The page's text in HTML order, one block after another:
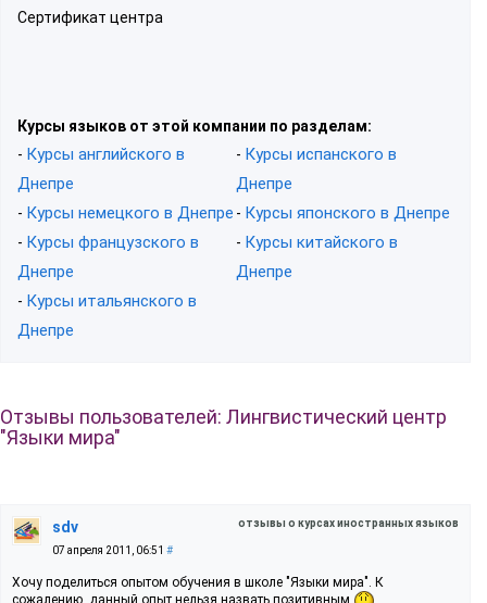
Сертификат центра
Курсы языков от этой компании по разделам:
- Курсы английского в
Днепре
- Курсы немецкого в Днепре
- Курсы французского в
Днепре
- Курсы итальянского в
Днепре
- Курсы испанского в
Днепре
- Курсы японского в Днепре
- Курсы китайского в
Днепре
Отзывы пользователей: Лингвистический центр
"Языки мира"
отзывы о курсах иностранных языков
sdv
07 апреля 2011, 06:51 #
Хочу поделиться опытом обучения в школе "Языки мира". К
сожалению, данный опыт нельзя назвать позитивным